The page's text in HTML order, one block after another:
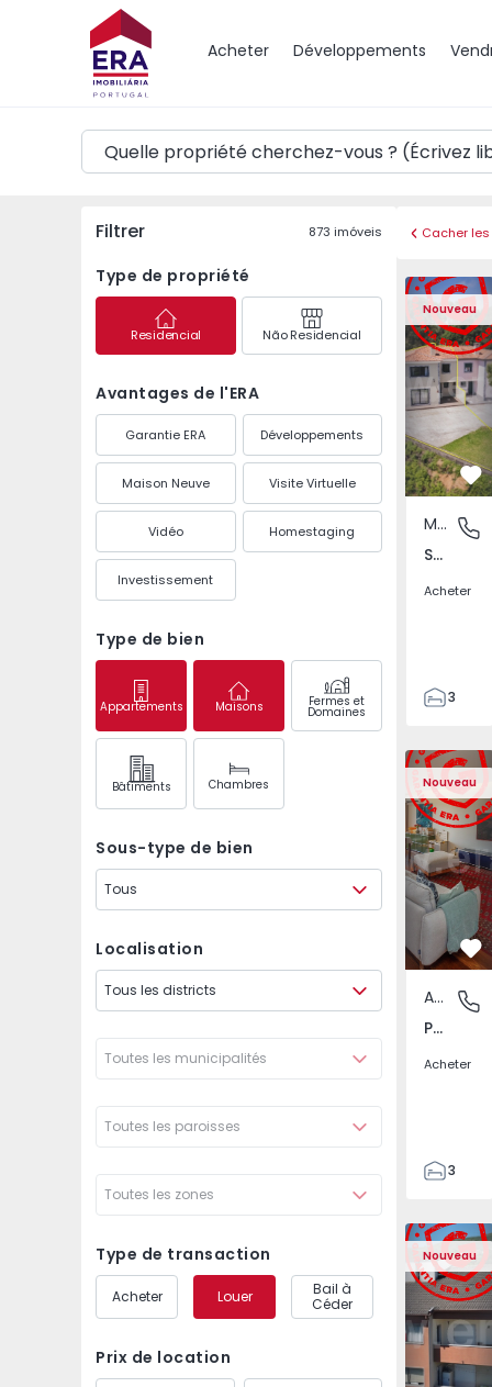
Acheter Développements
Carte
Filtrer 873 imóveis
Type de propriété
Residencial Não Residencial
Avantages de l'ERA
Garantie ERA Développements
Maison Neuve Visite Virtuelle
Vidéo Homestaging
Investissement
Type de bien
Appartements Maisons Fermes et
Domaines
Bâtiments Chambres
Sous-type de bien
Tous
Localisation
Tous les districts
Toutes les municipalités
Toutes les paroisses
Toutes les zones
Type de transaction
Acheter Louer
Bail à
Céder
Prix de location
Cacher
Nouveau
Maison Jumelée T3
Maison
São
Maison Jumelée
São Mateus da Calheta, Ilha Terceira
Acheter
3
149
226
2
Nouveau
Appartement T3
Póvoa
Appartement
Póvoa de Varzim, Beiriz e Argivai, Porto
Acheter
3
138
153
2
Nouveau
Appartement T2